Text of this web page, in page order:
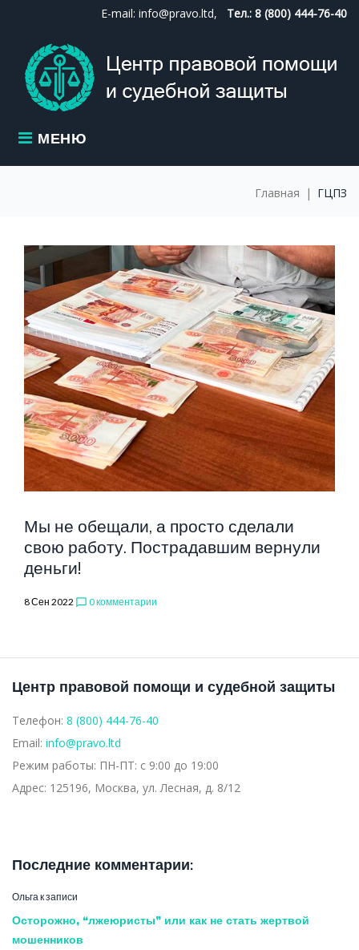
content
E-mail: info@pravo.ltd, Тел.: 8 (800) 444-76-40
МЕНЮ
Главная | ГЦПЗ
МЕТКА:
ГЦПЗ
Мы не обещали, а просто сделали
свою работу. Пострадавшим вернули
деньги!
8 Сен 2022 chat_bubble_outline 0 комментарии
Центр правовой помощи и судебной защиты
Телефон: 8 (800) 444-76-40
Email: info@pravo.ltd
Режим работы: ПН-ПТ: с 9:00 до 19:00
Адрес: 125196, Москва, ул. Лесная, д. 8/12
Последние комментарии:
Ольга к записи
Осторожно, “лжеюристы” или как не стать жертвой
мошенников